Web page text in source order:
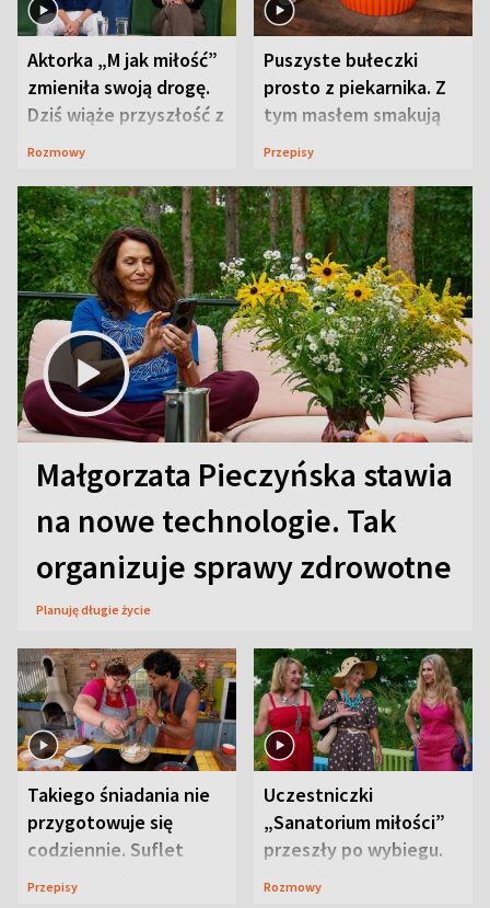
Aktorka „M jak miłość”
zmieniła swoją drogę.
Dziś wiąże przyszłość z
neurobiologią
Rozmowy
Puszyste bułeczki
prosto z piekarnika. Z
tym masłem smakują
jeszcze lepiej
Przepisy
Małgorzata Pieczyńska stawia
na nowe technologie. Tak
organizuje sprawy zdrowotne
Planuję długie życie
Takiego śniadania nie
przygotowuje się
codziennie. Suflet
serowy zachwyca
Przepisy
Uczestniczki
„Sanatorium miłości”
przeszły po wybiegu.
Te stylizacje
Rozmowy